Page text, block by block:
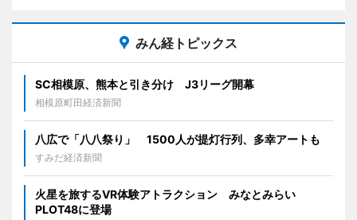
みん経トピックス
SC相模原、熊本と引き分け J3リーグ開幕
相模原町田経済新聞
八広で「八八祭り」 1500人が提灯行列、多幸アートも
すみだ経済新聞
火星を旅するVR体験アトラクション みなとみらい
PLOT48に登場